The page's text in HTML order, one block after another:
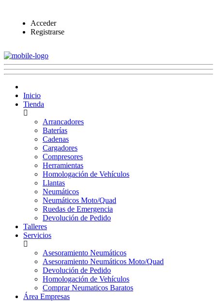
Acceder
Registrarse
Inicio
Tienda
Arrancadores
Baterías
Cadenas
Cargadores
Compresores
Herramientas
Homologación de Vehículos
Llantas
Neumáticos
Neumáticos Moto/Quad
Ruedas de Emergencia
Devolución de Pedido
Talleres
Servicios
Asesoramiento Neumáticos
Asesoramiento Neumáticos Moto/Quad
Devolución de Pedido
Homologación de Vehículos
Comprar Neumaticos Baratos
Área Empresas